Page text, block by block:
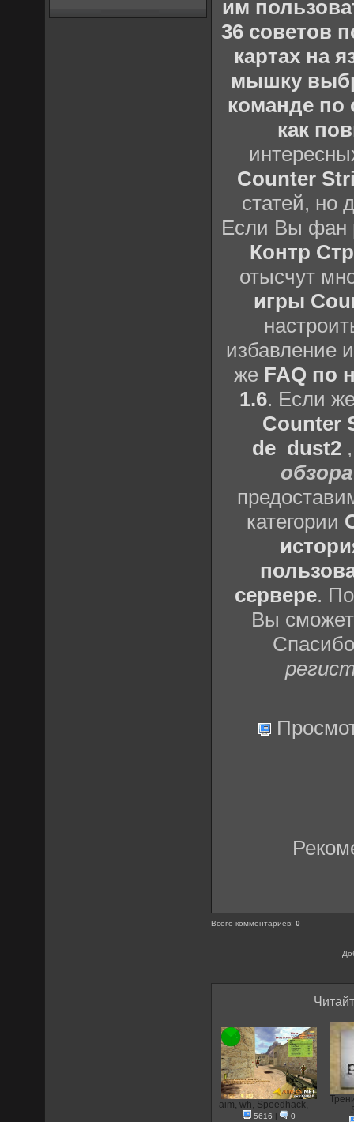
им
36 советов
картах на
мышку
команде по
как
Counter
статей, но
Если Вы фан
Контр
отысчут
игры
избавление
же FAQ по
1.6. Если
Counter
de_dust2
категории
сервере.
Вы
Всего комментариев:0
aim, wh, Speedhack,
5616 | 0